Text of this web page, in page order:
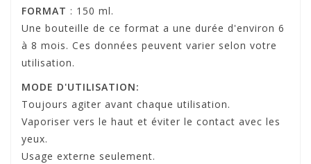
FORMAT : 150 ml.
Une bouteille de ce format a une durée d'environ 6
à 8 mois. Ces données peuvent varier selon votre
utilisation.
MODE D'UTILISATION:
Toujours agiter avant chaque utilisation.
Vaporiser vers le haut et éviter le contact avec les
yeux.
Usage externe seulement.